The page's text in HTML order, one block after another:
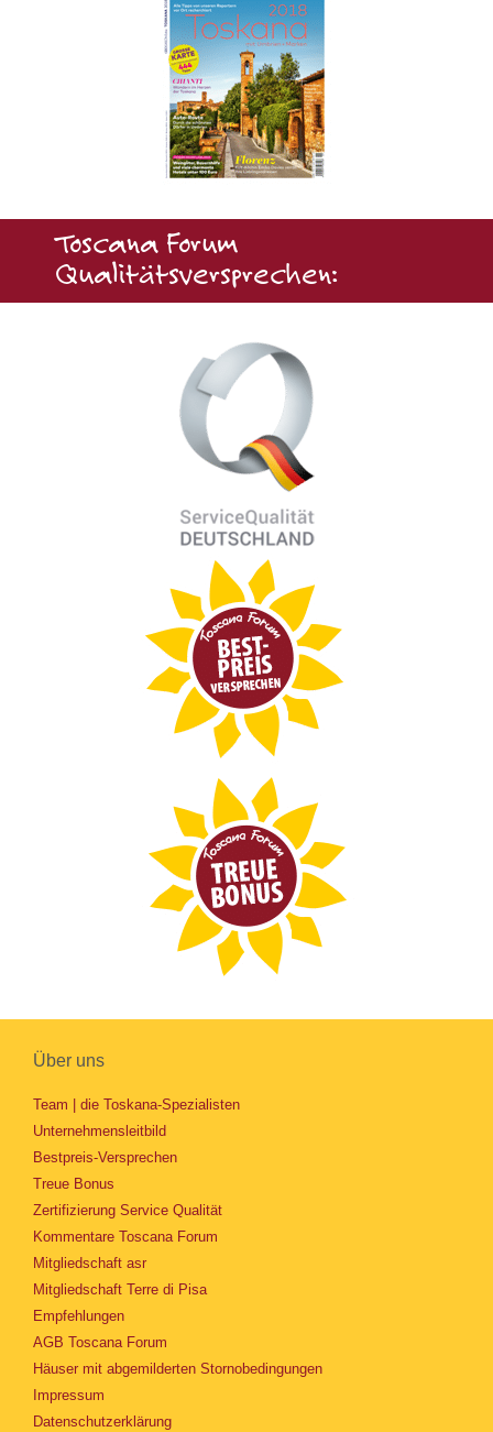
Toscana Forum
Qualitätsversprechen:
Über uns
Team | die Toskana-Spezialisten
Unternehmensleitbild
Bestpreis-Versprechen
Treue Bonus
Zertifizierung Service Qualität
Kommentare Toscana Forum
Mitgliedschaft asr
Mitgliedschaft Terre di Pisa
Empfehlungen
AGB Toscana Forum
Häuser mit abgemilderten Stornobedingungen
Impressum
Datenschutzerklärung